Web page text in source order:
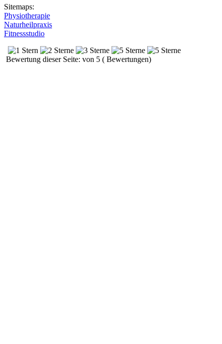
Sitemaps:
Physiotherapie
Naturheilpraxis
Fitnessstudio
Bewertung dieser Seite: von 5 ( Bewertungen)